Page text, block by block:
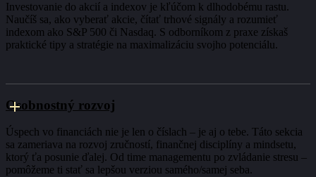
Investovanie do akcií a indexov je kľúčom k dlhodobému rastu.
Naučíš sa, ako vyberať akcie, čítať trhové signály a rozumieť
indexom ako S&P 500 či Nasdaq. S odborníkom z praxe získaš
praktické tipy a stratégie na maximalizáciu svojho potenciálu.
Osobnostný rozvoj
Úspech vo financiách nie je len o číslach – je aj o tebe. Táto sekcia
sa zameriava na rozvoj zručností, finančnej disciplíny a mindsetu,
ktorý ťa posunie ďalej. Od time managementu po zvládanie stresu –
pomôžeme ti stať sa lepšou verziou samého/samej seba.